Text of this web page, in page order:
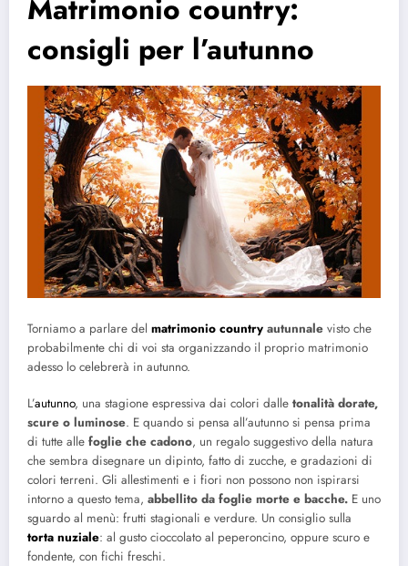
Matrimonio country:
consigli per l’autunno
Torniamo a parlare del matrimonio country autunnale visto che
probabilmente chi di voi sta organizzando il proprio matrimonio
adesso lo celebrerà in autunno.
L’autunno, una stagione espressiva dai colori dalle tonalità dorate,
scure o luminose. E quando si pensa all’autunno si pensa prima
di tutte alle foglie che cadono, un regalo suggestivo della natura
che sembra disegnare un dipinto, fatto di zucche, e gradazioni di
colori terreni. Gli allestimenti e i fiori non possono non ispirarsi
intorno a questo tema, abbellito da foglie morte e bacche. E uno
sguardo al menù: frutti stagionali e verdure. Un consiglio sulla
torta nuziale: al gusto cioccolato al peperoncino, oppure scuro e
fondente, con fichi freschi.